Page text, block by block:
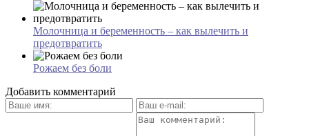
Молочница и беременность – как вылечить и
предотвратить
Рожаем без боли
Добавить комментарий